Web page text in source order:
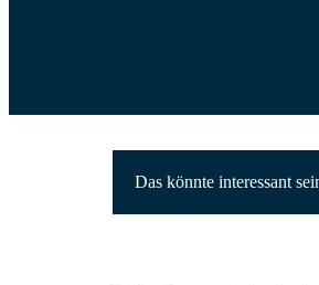
Das könnte interessant